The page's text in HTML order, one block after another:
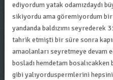
ediyordum yatak odamızdaydı
sikiyordu ama göremiyordum
yandanda baldızımı seyrederek
tahrik etmişti bir süre sonra
amaolanları seyretmeye devam
bosladı hemdetam bosalıcakken
gibi yalıyorduspermlerini